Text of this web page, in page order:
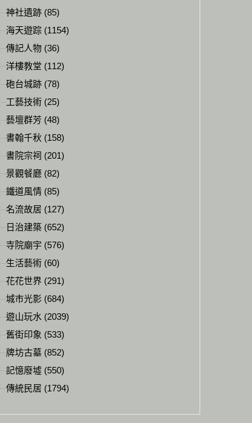
神社遺跡 (85)
海天遊踪 (1154)
傳記人物 (36)
洋樓教堂 (112)
砲台城跡 (78)
工藝技術 (25)
藝壇群芳 (48)
書翰千秋 (158)
書院宗祠 (201)
景觀餐廳 (82)
鐵道風情 (85)
名流故居 (127)
日治建築 (652)
寺院廟宇 (576)
生活藝術 (60)
花花世界 (291)
城市光影 (684)
遊山玩水 (2039)
舊街印象 (533)
牌坊古墓 (852)
記憶廢墟 (550)
傳統民居 (1794)